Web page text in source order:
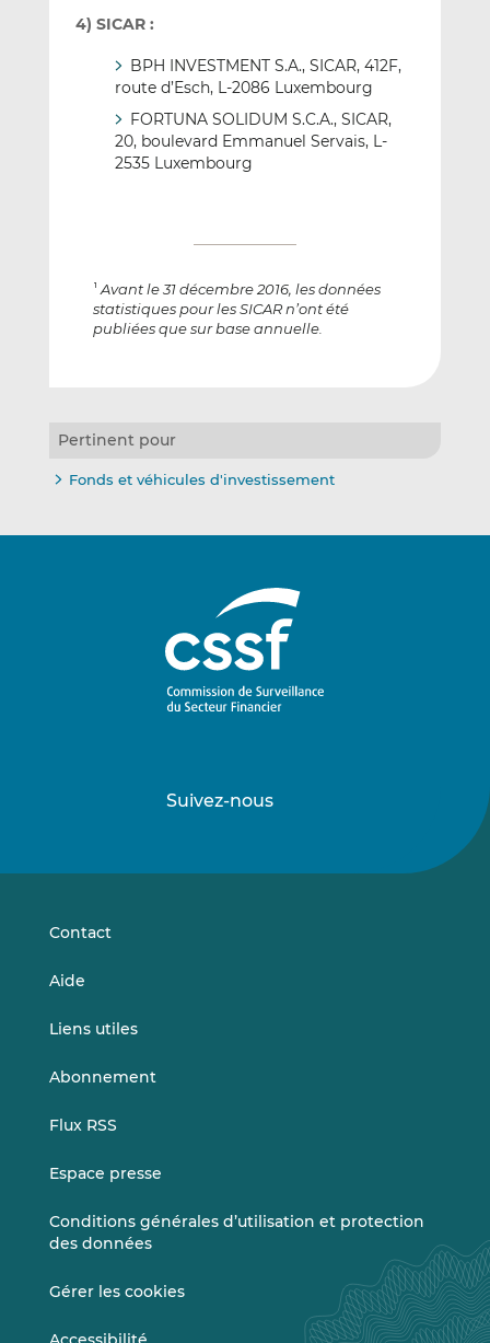
4) SICAR :
BPH INVESTMENT S.A., SICAR, 412F,
route d’Esch, L-2086 Luxembourg
FORTUNA SOLIDUM S.C.A., SICAR,
20, boulevard Emmanuel Servais, L-
2535 Luxembourg
1 Avant le 31 décembre 2016, les données
statistiques pour les SICAR n’ont été
publiées que sur base annuelle.
Pertinent pour
Fonds et véhicules d'investissement
Suivez-nous
sursur
Contact
Aide
Liens utiles
Abonnement
Flux RSS
Espace presse
Conditions générales d’utilisation et protection
des données
Gérer les cookies